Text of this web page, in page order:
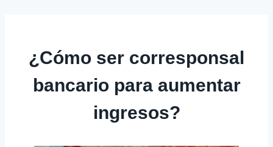
¿Cómo ser corresponsal
bancario para aumentar
ingresos?